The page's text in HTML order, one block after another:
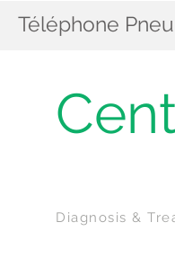
Téléphone
Diagnosis &